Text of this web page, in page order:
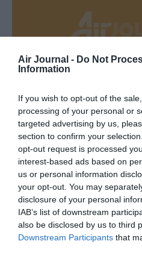
Air Journal - Do Not
Information
If you wish to opt-out of the
processing of your personal or
targeted advertising by us,
section to confirm your
opt-out request is processed
interest-based ads based on
us or personal information
your opt-out. You may
disclosure of your personal
IAB’s list of downstream
also be disclosed by us to third
Downstream Participants that
DERNIERS
Mathématiquesa commenté
19 h 23 sans escale : le
Airlines relie l’Écosse à
Badissi novembri
a commenté
Nice–Corse : ces vols
l’horizon 2030